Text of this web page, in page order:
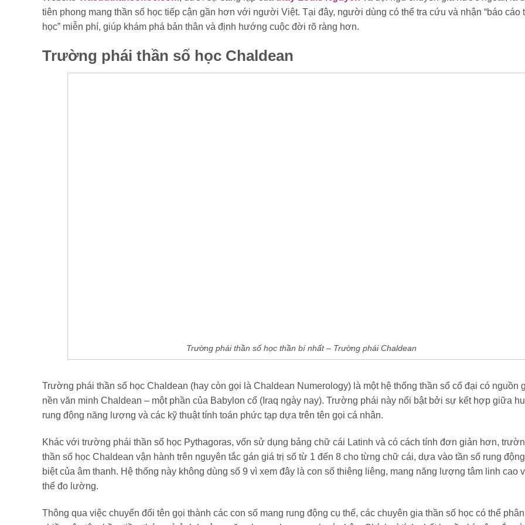
tiên phong mang thần số học tiếp cận gần hơn với người Việt. Tại đây, người dùng có thể tra cứu và nhận “báo cáo
học” miễn phí, giúp khám phá bản thân và định hướng cuộc đời rõ ràng hơn.
Trường phái thần số học Chaldean
Trường phái thần số học thần bí nhất – Trường phái Chaldean
Trường phái thần số học Chaldean (hay còn gọi là Chaldean Numerology) là một hệ thống thần số cổ đại có nguồn
nền văn minh Chaldean – một phần của Babylon cổ (Iraq ngày nay). Trường phái này nổi bật bởi sự kết hợp giữa
rung động năng lượng và các kỹ thuật tính toán phức tạp dựa trên tên gọi cá nhân.
Khác với trường phái thần số học Pythagoras, vốn sử dụng bảng chữ cái Latinh và có cách tính đơn giản hơn,
thần số học Chaldean vận hành trên nguyên tắc gán giá trị số từ 1 đến 8 cho từng chữ cái, dựa vào tần số rung
biệt của âm thanh. Hệ thống này không dùng số 9 vì xem đây là con số thiêng liêng, mang năng lượng tâm linh cao
thể đo lường.
Thông qua việc chuyển đổi tên gọi thành các con số mang rung động cụ thể, các chuyên gia thần số học có thể